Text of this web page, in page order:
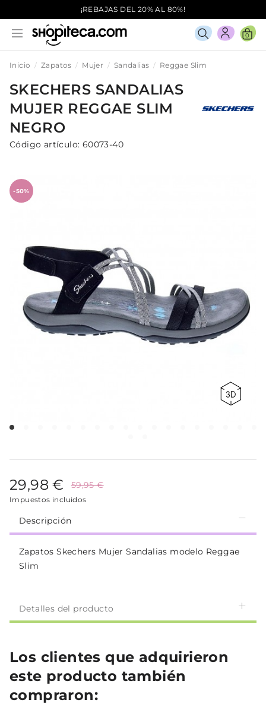
¡REBAJAS DEL 20% AL 80%!
0
Inicio Zapatos Mujer Sandalias Reggae Slim
SKECHERS SANDALIAS
MUJER REGGAE SLIM
NEGRO
Código artículo: 60073-40
-50%
29,98 € 59,95 €
Impuestos incluidos
Descripción
Zapatos Skechers Mujer Sandalias modelo Reggae
Slim
Detalles del producto
Los clientes que adquirieron
este producto también
compraron: